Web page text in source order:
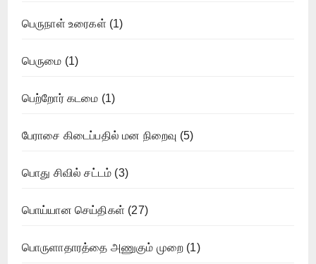
பெருநாள் உரைகள் (1)
பெருமை (1)
பெற்றோர் கடமை (1)
பேராசை கிடைப்பதில் மன நிறைவு (5)
பொது சிவில் சட்டம் (3)
பொய்யான செய்திகள் (27)
பொருளாதாரத்தை அணுகும் முறை (1)